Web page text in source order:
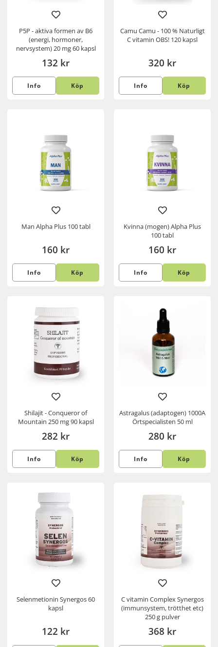
P5P - aktiva formen av B6
(energi, hormoner,
nervsystem) 20 mg 60 kapsl
132 kr
Info Köp
Camu Camu - 100 % Naturligt
C vitamin OBS! 120 kapsl
320 kr
Info Köp
Man Alpha Plus 100 tabl
160 kr
Info Köp
Kvinna (mogen) Alpha Plus
100 tabl
160 kr
Info Köp
Shilajit - Conqueror of
Mountain 250 mg 90 kapsl
282 kr
Info Köp
Astragalus (adaptogen) 1000A
Örtspecialisten 50 ml
280 kr
Info Köp
Selenmetionin Synergos 60
kapsl
122 kr
C vitamin Complex Synergos
(immunsystem, trötthet etc)
250 g pulver
368 kr